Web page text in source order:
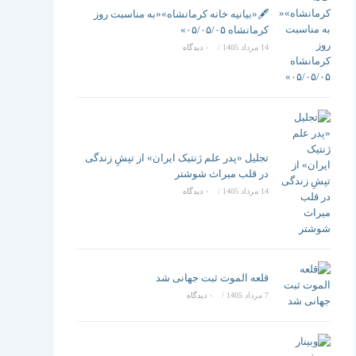
🖋️«بیانیه خانه کرمانشاه»«به مناسبت روز
کرمانشاه ۰۵/۰۵/۰۵»
14 مرداد 1405 / ۰ دیدگاه
تجلیل «پدر علم ژنتیک ایران» از تپشِ زندگی
در قلب میراث شوشتر
14 مرداد 1405 / ۰ دیدگاه
قلعه الموت ثبت جهانی شد
7 مرداد 1405 / ۰ دیدگاه